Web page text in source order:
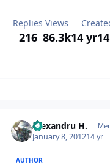
Replies
216
Views
86.3k14 yr
Alexandru H.
January 8, 201214 yr
AUTHOR